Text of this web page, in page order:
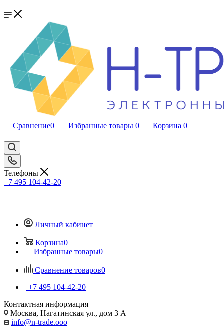
Сравнение0 Избранные товары 0 Корзина 0
Телефоны
+7 495 104-42-20
Личный кабинет
Корзина0
Избранные товары0
Сравнение товаров0
+7 495 104-42-20
Контактная информация
Москва, Нагатинская ул., дом 3 А
info@n-trade.ooo